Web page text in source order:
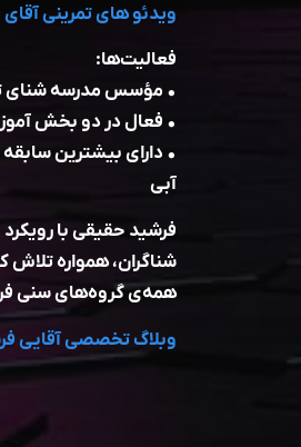
ویدئو های تمرینی
فعالیت‌ها:
• مؤسس مدرسه
• فعال در دو بخش
• دارای بیشترین
آبی
فرشید حقیقی با
شناگران، همواره تلاش
همه‌ی گروه‌های سنی
وبلاگ تخصصی آقایی